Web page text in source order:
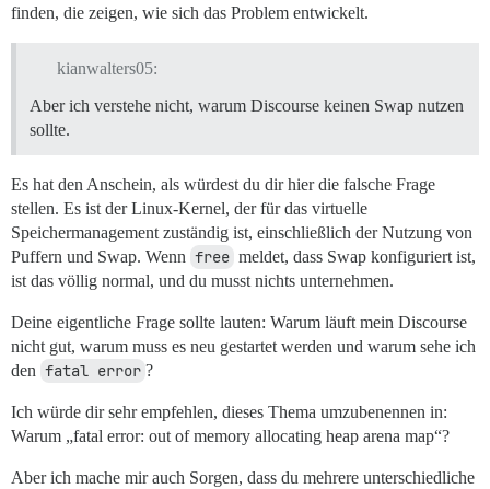
finden, die zeigen, wie sich das Problem entwickelt.
kianwalters05:
Aber ich verstehe nicht, warum Discourse keinen Swap nutzen
sollte.
Es hat den Anschein, als würdest du dir hier die falsche Frage
stellen. Es ist der Linux-Kernel, der für das virtuelle
Speichermanagement zuständig ist, einschließlich der Nutzung von
Puffern und Swap. Wenn free meldet, dass Swap konfiguriert ist,
ist das völlig normal, und du musst nichts unternehmen.
Deine eigentliche Frage sollte lauten: Warum läuft mein Discourse
nicht gut, warum muss es neu gestartet werden und warum sehe ich
den fatal error ?
Ich würde dir sehr empfehlen, dieses Thema umzubenennen in:
Warum „fatal error: out of memory allocating heap arena map“?
Aber ich mache mir auch Sorgen, dass du mehrere unterschiedliche